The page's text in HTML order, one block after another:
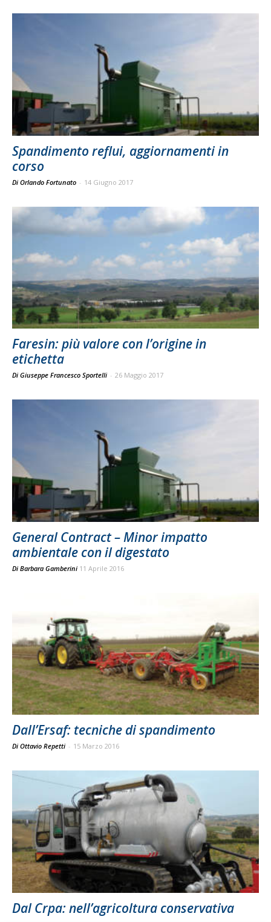
Spandimento reflui, aggiornamenti in
corso
Di Orlando Fortunato - 14 Giugno 2017
Faresin: più valore con l’origine in
etichetta
Di Giuseppe Francesco Sportelli - 26 Maggio 2017
General Contract – Minor impatto
ambientale con il digestato
Di Barbara Gamberini 11 Aprile 2016
Dall’Ersaf: tecniche di spandimento
Di Ottavio Repetti - 15 Marzo 2016
Dal Crpa: nell’agricoltura conservativa